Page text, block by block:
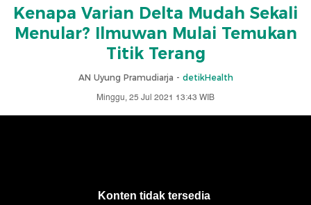
Kenapa Varian Delta Mudah Sekali
Menular? Ilmuwan Mulai Temukan
Titik Terang
AN Uyung Pramudiarja - detikHealth
Minggu, 25 Jul 2021 13:43 WIB